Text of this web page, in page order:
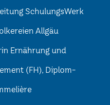
SchulungsWerk
Allgäu
Ernährung und
(FH), Diplom-